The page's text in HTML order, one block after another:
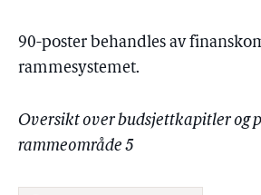
90-poster behandles av
rammesystemet.
Oversikt over budsjettkapitler og
rammeområde 5